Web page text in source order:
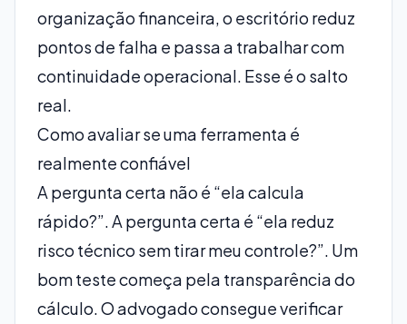
organização financeira, o escritório reduz
pontos de falha e passa a trabalhar com
continuidade operacional. Esse é o salto
real.
Como avaliar se uma ferramenta é
realmente confiável
A pergunta certa não é “ela calcula
rápido?”. A pergunta certa é “ela reduz
risco técnico sem tirar meu controle?”. Um
bom teste começa pela transparência do
cálculo. O advogado consegue verificar